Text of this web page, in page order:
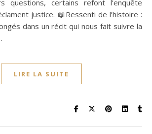
questions, certains refont l’enquête
justice. 📖Ressenti de l’histoire :
dans un récit qui nous fait suivre la
LIRE LA SUITE